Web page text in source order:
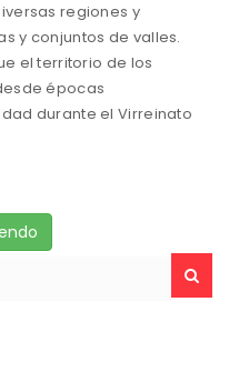
regiones y
y conjuntos de valles.
el territorio de los
épocas
durante el Virreinato